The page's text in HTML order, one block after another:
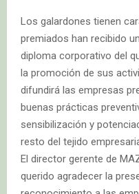
Los galardones tienen
premiados han recibido
diploma corporativo del
la promoción de sus
difundirá las empresas
buenas prácticas
sensibilización y
resto del tejido
El director gerente de
querido agradecer la